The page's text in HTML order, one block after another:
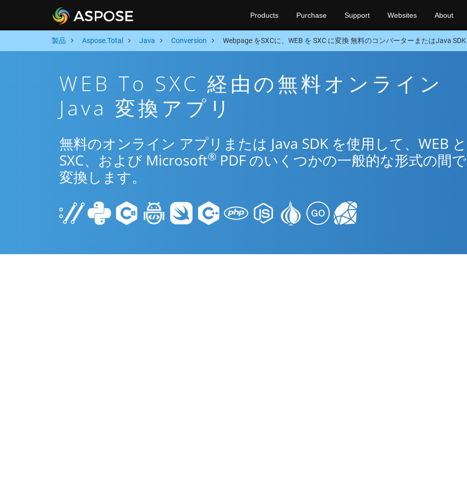
Products Purchase Support Websites About
製品 Aspose.Total Java Conversion Webpage をSXCに、WEB を SXC に変換 無料のコンバーターまたはJava SDK
WEB To SXC 経由の無料オンライン
Java 変換アプリ
無料のオンライン アプリまたは Java SDK を使用して、WEB と
SXC、および Microsoft® PDF のいくつかの一般的な形式の間で
変換します。